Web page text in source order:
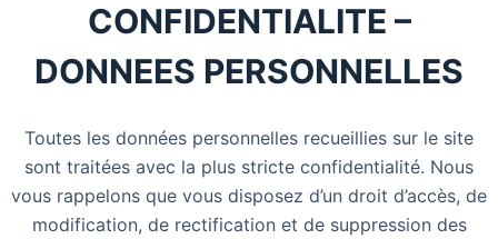
CONFIDENTIALITE –
DONNEES PERSONNELLES
Toutes les données personnelles recueillies sur le site
sont traitées avec la plus stricte confidentialité. Nous
vous rappelons que vous disposez d’un droit d’accès, de
modification, de rectification et de suppression des